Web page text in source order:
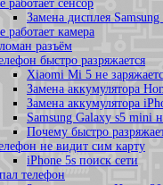
работает сенсор
Замена дисплея
работает камера
разъём
быстро разряжается
Xiaomi Mi 5 не
Замена аккумулятора
Замена аккумулятора
Samsung Galaxy s5 mini
Почему быстро
не видит сим карту
iPhone 5s поиск сети
телефон